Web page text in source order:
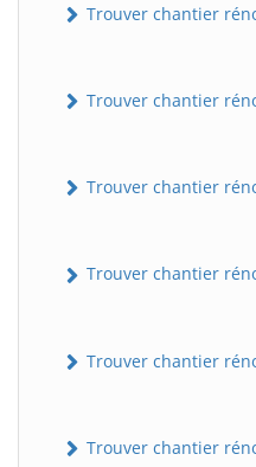
Trouver chantier
Trouver chantier
Trouver chantier
Trouver chantier
Trouver chantier
Trouver chantier